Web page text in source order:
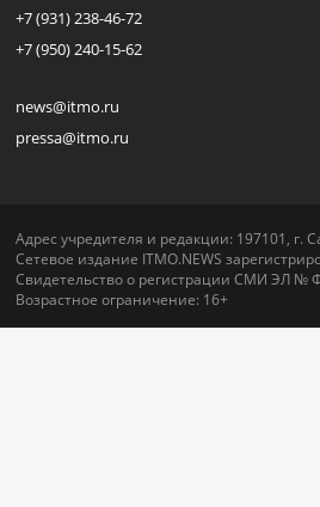
+7 (931) 238-46-72
+7 (950) 240-15-62
news@itmo.ru
pressa@itmo.ru
Адрес учредителя и редакции: 197101, г.
Сетевое издание ITMO.NEWS
Свидетельство о регистрации СМИ ЭЛ №
Возрастное ограничение: 16+